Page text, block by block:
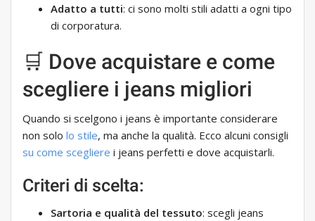
Adatto a tutti: ci sono molti stili adatti a ogni tipo
di corporatura.
🛒 Dove acquistare e come
scegliere i jeans migliori
Quando si scelgono i jeans è importante considerare
non solo lo stile, ma anche la qualità. Ecco alcuni consigli
su come scegliere i jeans perfetti e dove acquistarli.
Criteri di scelta:
Sartoria e qualità del tessuto: scegli jeans